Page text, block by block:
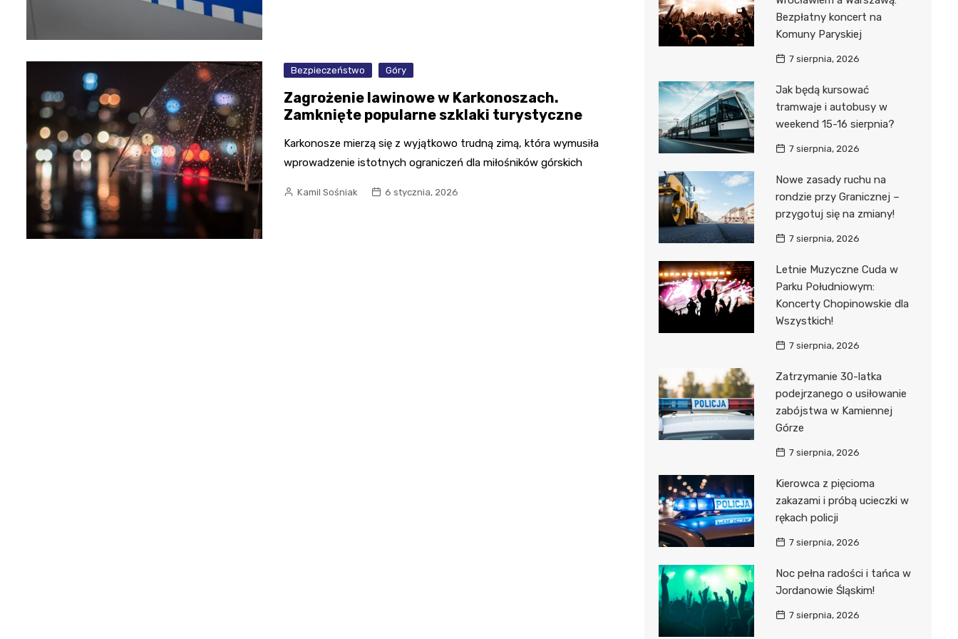
Bezpieczeństwo Góry
Zagrożenie lawinowe w Karkonoszach.
Zamknięte popularne szklaki turystyczne
Karkonosze mierzą się z wyjątkowo trudną zimą, która wymusiła
wprowadzenie istotnych ograniczeń dla miłośników górskich
Kamil Sośniak 6 stycznia, 2026
Bezpłatny koncert na
Komuny Paryskiej
7 sierpnia, 2026
Jak będą kursować
tramwaje i autobusy w
weekend 15-16 sierpnia?
7 sierpnia, 2026
Nowe zasady ruchu na
rondzie przy Granicznej –
przygotuj się na zmiany!
7 sierpnia, 2026
Letnie Muzyczne Cuda w
Parku Południowym:
Koncerty Chopinowskie dla
Wszystkich!
7 sierpnia, 2026
Zatrzymanie 30-latka
podejrzanego o usiłowanie
zabójstwa w Kamiennej
Górze
7 sierpnia, 2026
Kierowca z pięcioma
zakazami i próbą ucieczki w
rękach policji
7 sierpnia, 2026
Noc pełna radości i tańca w
Jordanowie Śląskim!
7 sierpnia, 2026